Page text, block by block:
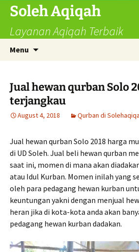
Skip
content
Soleh Aqiqah
Layanan Aqiqah Terbaik
Menu
Jual hewan qurban Solo
terjangkau
August 4, 2018 Qurban di
Jual hewan qurban Solo 2018 harga
di UD Soleh. Jual beli hewan qurban
saat ini, momen di mana akan
atau Idul Kurban. Momen inilah yang
oleh para pedagang hewan kurban
keuntungan yakni dengan menjual
heran jika di kota-kota anda akan
pedagang hewan kurban dadakan.